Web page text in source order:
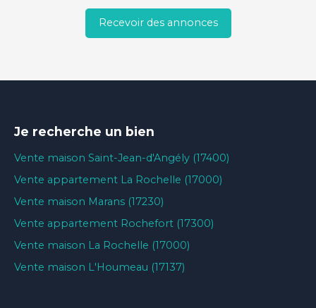
Recevoir des annonces
Je recherche un bien
Vente maison Saint-Jean-d'Angély (17400)
Vente appartement La Rochelle (17000)
Vente maison Marans (17230)
Vente appartement Rochefort (17300)
Vente maison La Rochelle (17000)
Vente maison L'Houmeau (17137)